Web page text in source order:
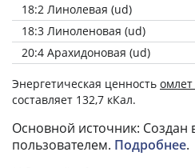
18:2 Линолевая (ud)
18:3 Линоленовая (ud)
20:4 Арахидоновая (ud)
Энергетическая ценность
составляет 132,7 кКал.
Основной источник: Создан
пользователем. Подробнее.